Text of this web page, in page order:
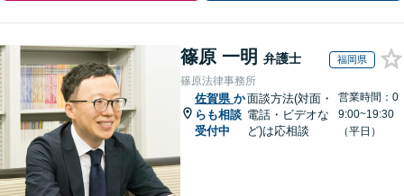
篠原 一明 弁護士 福岡県
篠原法律事務所
佐賀県 か
らも相談
受付中
面談方法(対面・
電話・ビデオな
ど)は応相談
営業時間：0
9:00~19:30
（平日）